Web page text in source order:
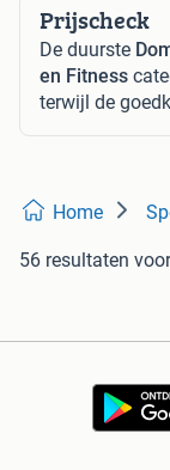
Prijscheck
De duurste
en Fitness
terwijl de
Home
56 resultaten